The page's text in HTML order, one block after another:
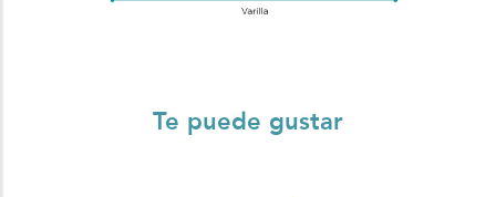
Te puede gustar